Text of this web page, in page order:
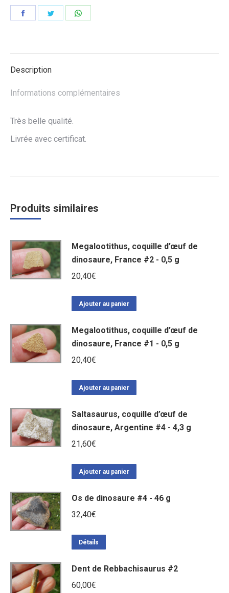
Partager Partager
Description
Informations complémentaires
Très belle qualité.
Livrée avec certificat.
Produits similaires
Megalootithus, coquille d’œuf de
dinosaure, France #2 - 0,5 g
20,40€
Ajouter au panier
Megalootithus, coquille d’œuf de
dinosaure, France #1 - 0,5 g
20,40€
Ajouter au panier
Saltasaurus, coquille d’œuf de
dinosaure, Argentine #4 - 4,3 g
21,60€
Ajouter au panier
Os de dinosaure #4 - 46 g
32,40€
Détails
Dent de Rebbachisaurus #2
60,00€